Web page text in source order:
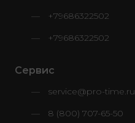
+79686322502
+79686322502
Сервис
service@pro-time.ru
8 (800) 707-65-50